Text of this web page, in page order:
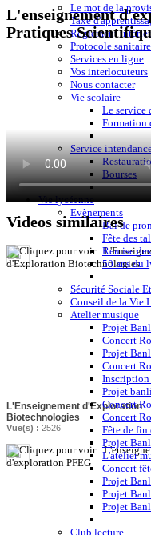
Le mot de la
Taxe
Règlement
Protocole sanitaire
Services en ligne
Vos interlocuteurs
Nous contacter
Vie scolaire
Le service
Formation
Service
Bourses
Vie lycéenne
Evènements
Bal de
Fête des
Remise
50 ans du
Sécurité Sociale
Conseil de la Vie
Atelier musique
Projet
Concert
Projet
Concert
Inscription
Projet
Concert
Concert
Fête de fin
Projet
L'atelier
Concert
Projet
Projet
Projet
Club lecture
L'enseignement
Pratiques
Videos similaires
L'Enseignement d'Exploration
Biotechnologies
Vue(s) : 2526